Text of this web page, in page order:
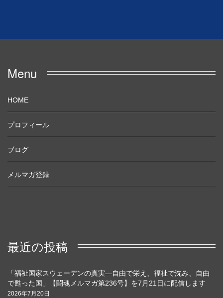
Menu
HOME
プロフィール
ブログ
メルマガ登録
最近の投稿
「福祉国家スウェーデンの真実―自由で栄え、福祉で沈み、自由
で甦った国」【闘魂メルマガ第236号】を7月21日に配信します
2026年7月20日